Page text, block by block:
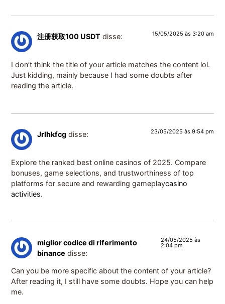
注册获取100 USDT disse: 15/05/2025 às 3:20 am
I don’t think the title of your article matches the content lol.
Just kidding, mainly because I had some doubts after
reading the article.
Jrlhkfcg disse: 23/05/2025 às 9:54 pm
Explore the ranked best online casinos of 2025. Compare
bonuses, game selections, and trustworthiness of top
platforms for secure and rewarding gameplaycasino
activities.
miglior codice di riferimento
binance disse:
24/05/2025 às
2:04 pm
Can you be more specific about the content of your article?
After reading it, I still have some doubts. Hope you can help
me.